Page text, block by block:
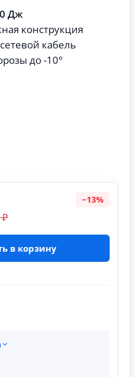
Дж
конструкция
кабель
до -10°
−13%
₽
в корзину